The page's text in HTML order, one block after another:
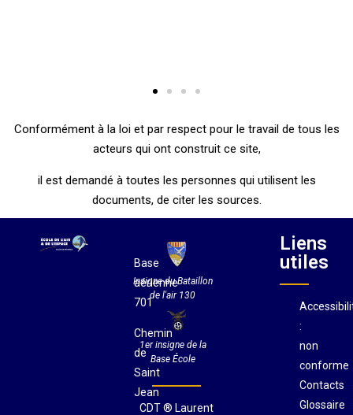
Conformément à la loi et par respect pour le travail de tous les
acteurs qui ont construit ce site,
il est demandé à toutes les personnes qui utilisent les
documents, de citer les sources.
Base
aérienne
701
Chemin
de
Saint
Jean
Insigne du Bataillon
de l'air 130
1er insigne de la
Base École
CDT ® Laurent
Liens
utiles
:
non
conforme
Contacts
Glossaire